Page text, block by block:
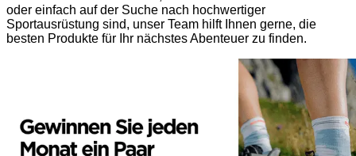
oder einfach auf der Suche nach hochwertiger
Sportausrüstung sind, unser Team hilft Ihnen gerne, die
besten Produkte für Ihr nächstes Abenteuer zu finden.